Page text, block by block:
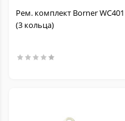
Рем. комплект Borner WC401
(3 кольца)